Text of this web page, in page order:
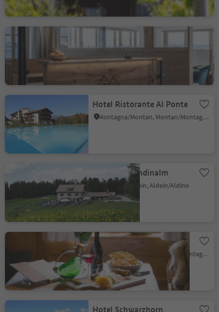
Aldein/Aldino
Hotel Ristorante Al Ponte
Montagna/Montan, Montan/Montagna, Alto Adige Wine Road
Gasthof Gurndinalm
Redagno/Radein, Aldein/Aldino
Pizzeria Zur Traube
Montagna/Montan, Montan/Montagna, Alto Adige Wine Road
Hotel Schwarzhorn